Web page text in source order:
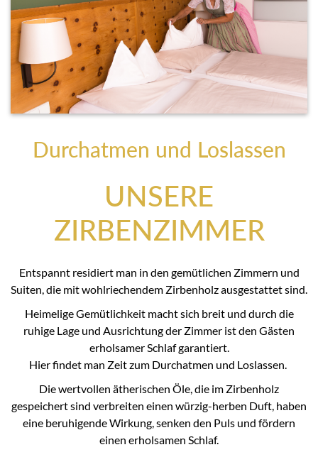
Durchatmen und Loslassen
UNSERE
ZIRBENZIMMER
Entspannt residiert man in den gemütlichen Zimmern und
Suiten, die mit wohlriechendem Zirbenholz ausgestattet sind.
Heimelige Gemütlichkeit macht sich breit und durch die
ruhige Lage und Ausrichtung der Zimmer ist den Gästen
erholsamer Schlaf garantiert.
Hier findet man Zeit zum Durchatmen und Loslassen.
Die wertvollen ätherischen Öle, die im Zirbenholz
gespeichert sind verbreiten einen würzig-herben Duft, haben
eine beruhigende Wirkung, senken den Puls und fördern
einen erholsamen Schlaf.